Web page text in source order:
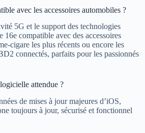
avec les accessoires automobiles ?
5G et le support des technologies
16e compatible avec des accessoires
cigare les plus récents ou encore les
connectés, parfaits pour les passionnés
attendue ?
de mises à jour majeures d’iOS,
toujours à jour, sécurisé et fonctionnel